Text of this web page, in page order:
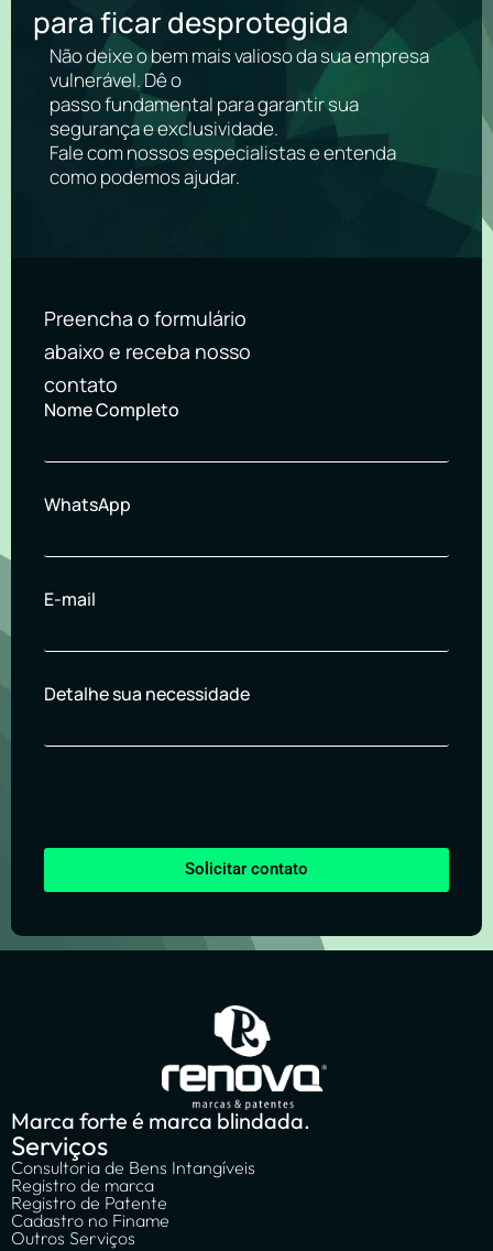
para ficar desprotegida
Não deixe o bem mais valioso da sua empresa
vulnerável. Dê o
passo fundamental para garantir sua
segurança e exclusividade.
Fale com nossos especialistas e entenda
como podemos ajudar.
Preencha o formulário
abaixo e receba nosso
contato
Nome Completo
WhatsApp
E-mail
Detalhe sua necessidade
Solicitar contato
Marca forte é marca blindada.
Serviços
Consultoria de Bens Intangíveis
Registro de marca
Registro de Patente
Cadastro no Finame
Outros Serviços